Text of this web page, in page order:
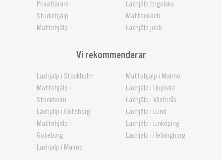
Privatlärare
Studiehjälp
Mattehjälp
Läxhjälp Engelska
Mattecoach
Läxhjälp jobb
Vi rekommenderar
Läxhjälp i Stockholm
Mattehjälp i
Stockholm
Läxhjälp i Göteborg
Mattehjälp i
Göteborg
Läxhjälp i Malmö
Mattehjälp i Malmö
Läxhjälp i Uppsala
Läxhjälp i Västerås
Läxhjälp i Lund
Läxhjälp i Linköping
Läxhjälp i Helsingborg